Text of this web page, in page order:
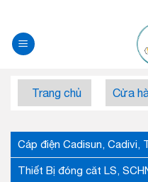
Trang chủ Cửa
Cáp điện Cadisun, Cadivi,
Thiết Bị đóng căt LS,